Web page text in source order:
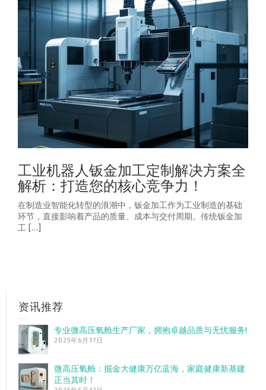
工业机器人钣金加工定制解决方案全
解析：打造您的核心竞争力！
在制造业智能化转型的浪潮中，钣金加工作为工业制造的基础
环节，直接影响着产品的质量、成本与交付周期。传统钣金加
工 […]
资讯推荐
专业微高压氧舱生产厂家，拥抱卓越品质与无忧服务!
2025年6月17日
微高压氧舱：掘金大健康万亿蓝海，家庭健康新基建
正当其时！